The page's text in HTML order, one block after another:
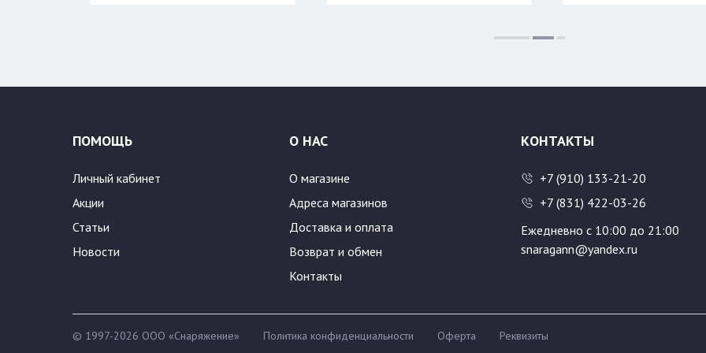
Размер:
ПОМОЩЬ
Личный кабинет
Акции
Статьи
Новости
О НАС
О магазине
Адреса магазинов
Доставка и оплата
Возврат и обмен
Контакты
КОНТАКТЫ
+7 (910) 133-21-20
+7 (831) 422-03-26
Ежедневно с 10:00 до 21:00
snaragann@yandex.ru
© 1997-2026 ООО «Снаряжение» Политика конфиденциальности Оферта Реквизиты